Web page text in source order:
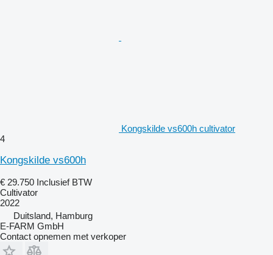
Kongskilde vs600h cultivator
4
Kongskilde vs600h
€ 29.750 Inclusief BTW
Cultivator
2022
Duitsland, Hamburg
E-FARM GmbH
Contact opnemen met verkoper